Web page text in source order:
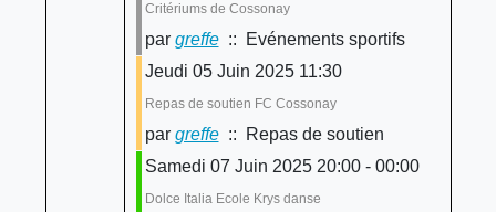
Critériums de Cossonay
par greffe:: Evénements sportifs
Jeudi 05 Juin 2025 11:30
Repas de soutien FC Cossonay
par greffe:: Repas de soutien
Samedi 07 Juin 2025 20:00 - 00:00
Dolce Italia Ecole Krys danse